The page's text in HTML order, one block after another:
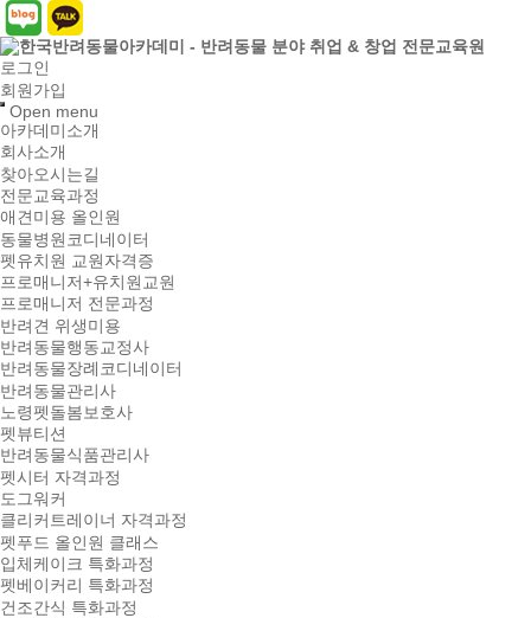
로그인
회원가입
Open menu
아카데미소개
회사소개
찾아오시는길
전문교육과정
애견미용 올인원
동물병원코디네이터
펫유치원 교원자격증
프로매니저+유치원교원
프로매니저 전문과정
반려견 위생미용
반려동물행동교정사
반려동물장례코디네이터
반려동물관리사
노령펫돌봄보호사
펫뷰티션
반려동물식품관리사
펫시터 자격과정
도그워커
클리커트레이너 자격과정
펫푸드 올인원 클래스
입체케이크 특화과정
펫베이커리 특화과정
건조간식 특화과정